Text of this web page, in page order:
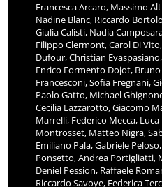
Francesca Arcaro, Massimo
Nadine Blanc, Riccardo
Giulia Calisti, Nadia
Filippo Clermont, Carol Di
Dufour, Christian
Enrico Formento Dojot, Bruno
Francesconi, Sofia Fregnani,
Paolo Gatto, Michael
Cecilia Lazzarotto, Giacomo
Marrelli, Federico Mecca,
Montrosset, Matteo Nigra,
Emiliano Pala, Gabriele
Ponsetto, Andrea Portigliatti,
Deniel Pession, Raffaele
Riccardo Savoye, Federica